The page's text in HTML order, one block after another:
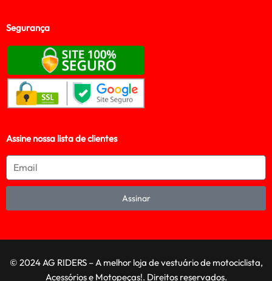
Segurança
Assine nossa lista de clientes
Assinar
© 2024 AG RIDERS – A melhor loja de vestuário de motociclista,
Acessórios e Motopeças!. Direitos reservados.